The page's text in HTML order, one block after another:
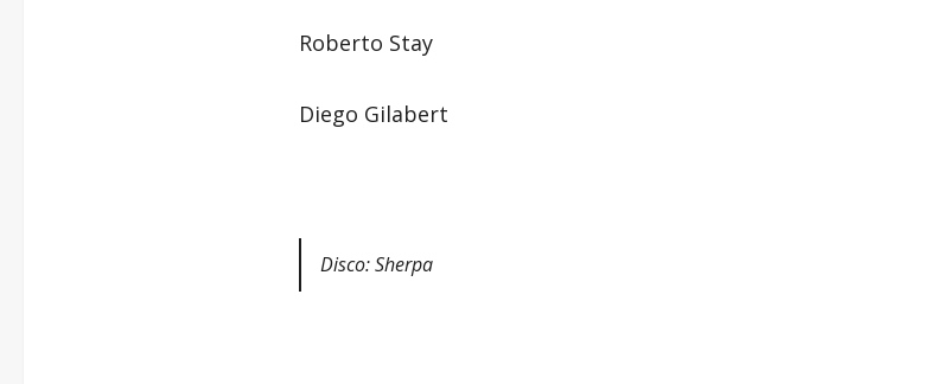
Roberto Stay
Diego Gilabert
Disco: Sherpa